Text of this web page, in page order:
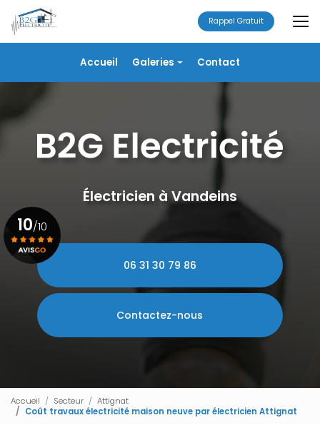
au
contenu
principal
Accueil Galeries
Chauffage/VMC
Portails
Contact
Rappel Gratuit
Électricien à Vandeins
06 31 30 79 86
Contactez-nous
10/10
Voir le certificat
Accueil Secteur
Attignat
Coût travaux électricité maison neuve par électricien Attignat